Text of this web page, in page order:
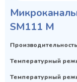
SM111 M
Температурный
Температурный